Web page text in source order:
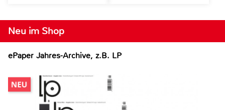
Neu im Shop
ePaper Jahres-Archive, z.B. LP